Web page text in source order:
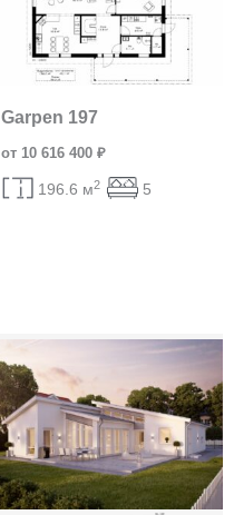
Garpen 197
от 10 616 400 ₽
196.6 м2 5